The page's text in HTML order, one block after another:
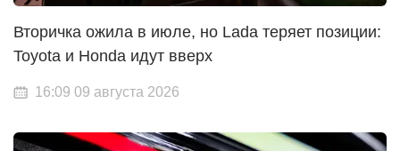
Вторичка ожила в июле, но Lada теряет позиции:
Toyota и Honda идут вверх
16:09 09 августа 2026